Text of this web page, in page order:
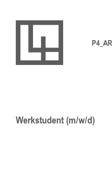
Werkstudent (m/w/d)